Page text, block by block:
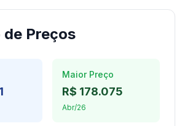
de Preços
Maior Preço
R$ 178.075
Abr/26